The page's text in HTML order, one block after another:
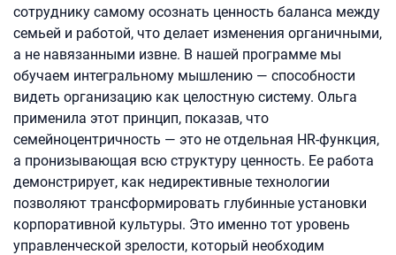
сотруднику самому осознать ценность баланса между
семьей и работой, что делает изменения органичными,
а не навязанными извне. В нашей программе мы
обучаем интегральному мышлению — способности
видеть организацию как целостную систему. Ольга
применила этот принцип, показав, что
семейноцентричность — это не отдельная HR-функция,
а пронизывающая всю структуру ценность. Ее работа
демонстрирует, как недирективные технологии
позволяют трансформировать глубинные установки
корпоративной культуры. Это именно тот уровень
управленческой зрелости, который необходим